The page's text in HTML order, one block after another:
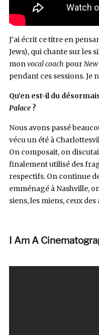
J’ai écrit ce titre en
Jews), qui chante sur les
monvocal coach pour
pendant ces sessions. Je
Qu’en est-il du
Palace ?
Nous avons passé
vécu un été à
On composait, on
finalement utilisé des
respectifs. On continue
emménagé à Nashville,
siens, les miens, ceux
I Am A